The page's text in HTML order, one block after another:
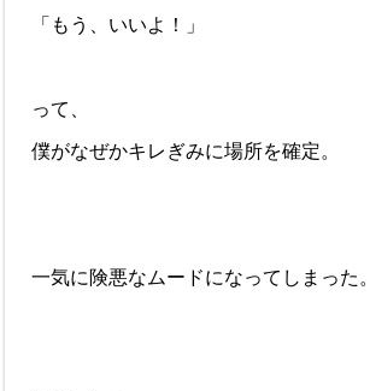
「もう、いいよ！」
って、
僕がなぜかキレぎみに場所を確定。
一気に険悪なムードになってしまった。